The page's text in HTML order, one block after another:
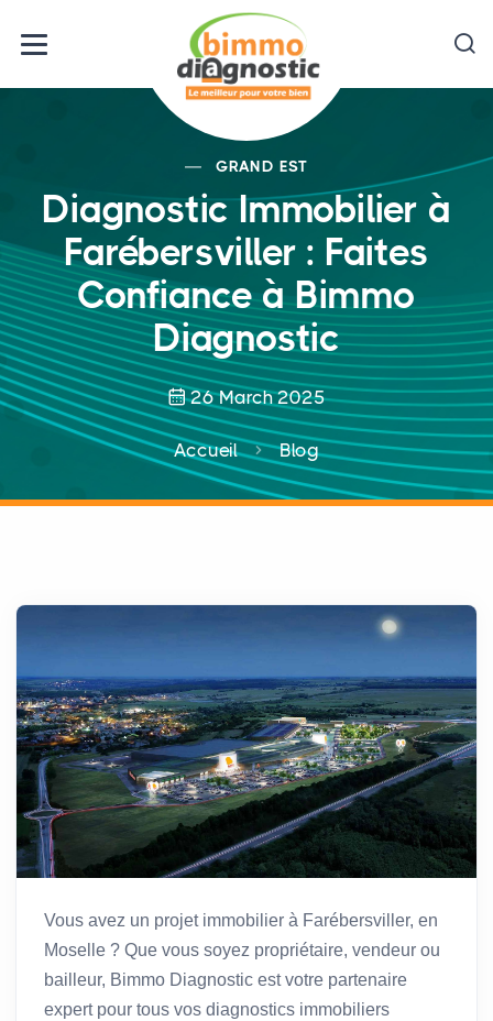
GRAND EST
Diagnostic Immobilier à
Farébersviller : Faites
Confiance à Bimmo
Diagnostic
26 March 2025
Accueil Blog
Vous avez un projet immobilier à Farébersviller, en
Moselle ? Que vous soyez propriétaire, vendeur ou
bailleur, Bimmo Diagnostic est votre partenaire
expert pour tous vos diagnostics immobiliers